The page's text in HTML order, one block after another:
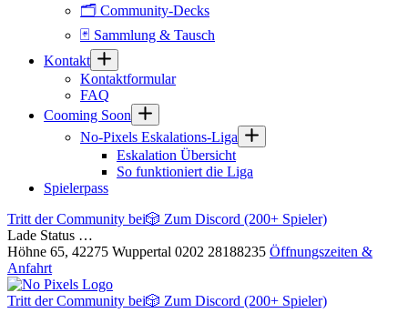
🗂 Community-Decks
🃏 Sammlung & Tausch
Kontakt
Kontaktformular
FAQ
Cooming Soon
No-Pixels Eskalations-Liga
Eskalation Übersicht
So funktioniert die Liga
Spielerpass
Tritt der Community bei🎲 Zum Discord (200+ Spieler)
Lade Status …
Höhne 65, 42275 Wuppertal 0202 28188235 Öffnungszeiten &
Anfahrt
Tritt der Community bei🎲 Zum Discord (200+ Spieler)